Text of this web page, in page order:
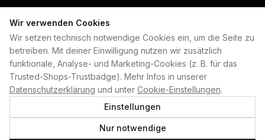
Wir verwenden Cookies
Wir setzen technisch notwendige Cookies ein, um die Seite zu
betreiben. Mit deiner Einwilligung nutzen wir zusätzlich
funktionale, Analyse- und Marketing-Cookies (z. B. für das
Trusted-Shops-Trustbadge). Mehr Infos in unserer
Datenschutzerklärung und unter Cookie-Einstellungen.
Einstellungen
Nur notwendige
PLAN B
Home
Kontakt
Impressum
Datenschutzerklärung